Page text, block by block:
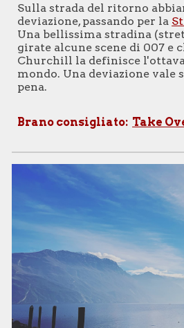
Sulla strada del ritorno
deviazione, passando per la
Una bellissima stradina
girate alcune scene di 007 e
Churchill la definisce
mondo. Una deviazione vale
pena.
Brano consigliato: Take